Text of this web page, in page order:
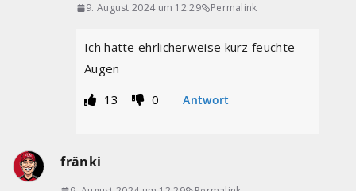
9. August 2024 um 12:29 Permalink
Ich hatte ehrlicherweise kurz feuchte
Augen
13
0 Antwort
fränki